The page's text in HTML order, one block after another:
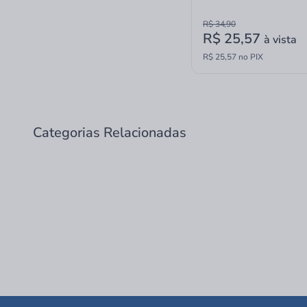
R$ 34,90
R$ 25,57 à vista
R$ 25,57 no PIX
Categorias Relacionadas